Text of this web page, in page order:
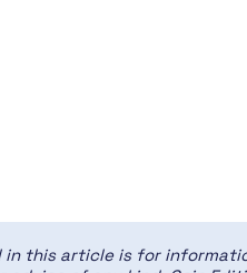
this article is for